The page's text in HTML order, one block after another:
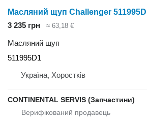
3 235 грн ≈ 63,18 €
Масляний щуп
511995D1
Україна, Хоростків
CONTINENTAL SERVIS (Запчастини)